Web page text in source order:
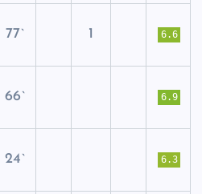
77` 1 6.6
66` 6.9
24` 6.3